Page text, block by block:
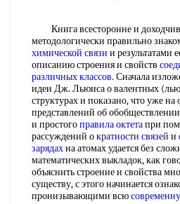
Книга всесторонне и
методологически правильно
химической связи и результатами
описанию строения и свойств
различных классов. Сначала
идеи Дж. Льюиса о валентных
структурах и показано, что уже на
представлений об
и простогоправила октетапри
рассуждений ократности связей и
зарядахна атомах удается без
математических выкладок, как
объяснить строение и свойства
существу, с этого начинается
пронизывающими всю